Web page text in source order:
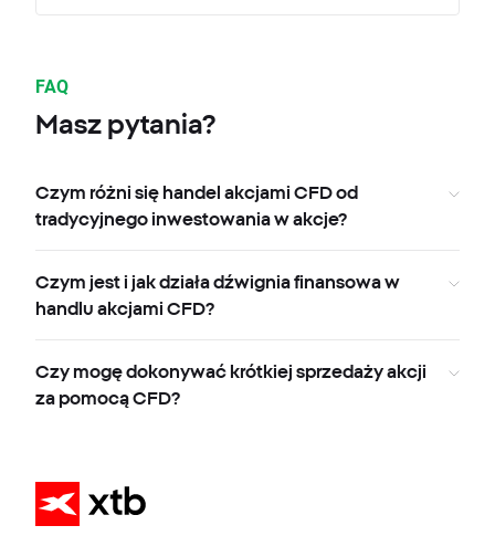
FAQ
Masz pytania?
Czym różni się handel akcjami CFD od
tradycyjnego inwestowania w akcje?
Czym jest i jak działa dźwignia finansowa w
handlu akcjami CFD?
Czy mogę dokonywać krótkiej sprzedaży akcji
za pomocą CFD?